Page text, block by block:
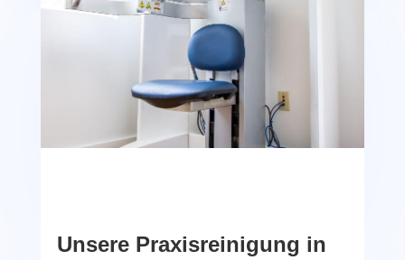
Unsere Praxisreinigung in